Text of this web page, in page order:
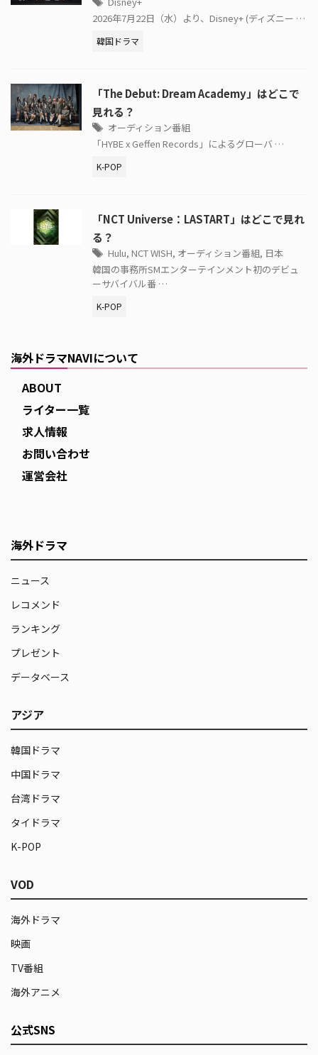
2026年7月22日（水）より、Disney+ (ディズニー …
韓国ドラマ
「The Debut: Dream Academy」はどこで
見れる？
オーディション番組
「HYBE x Geffen Records」によるグローバ …
K-POP
「NCT Universe：LASTART」はどこで見れ
る？
Hulu, NCT WISH, オーディション番組, 日本
韓国の事務所SMエンターテインメント初のデビュ
ーサバイバル番 …
K-POP
海外ドラマNAVIについて
ABOUT
ライター一覧
求人情報
お問い合わせ
運営会社
海外ドラマ
ニュース
レコメンド
ランキング
プレゼント
データベース
アジア
韓国ドラマ
中国ドラマ
台湾ドラマ
タイドラマ
K-POP
VOD
海外ドラマ
映画
TV番組
海外アニメ
公式SNS